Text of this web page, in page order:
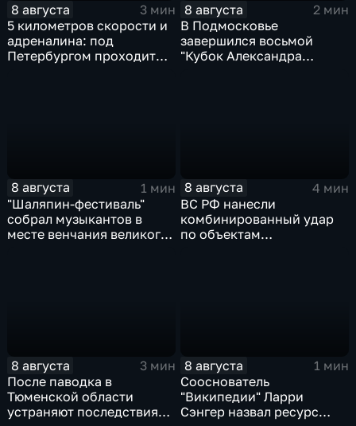
8 августа
3 мин
5 километров скорости и
адреналина: под
Петербургом проходит
8 августа
2 мин
В Подмосковье
завершился восьмой
"Кубок Александра
8 августа
1 мин
"Шаляпин‑фестиваль"
собрал музыкантов в
месте венчания великого
8 августа
4 мин
ВС РФ нанесли
комбинированный удар
по объектам
8 августа
3 мин
После паводка в
Тюменской области
устраняют последствия
8 августа
1 мин
Сооснователь
"Википедии" Ларри
Сэнгер назвал ресурс